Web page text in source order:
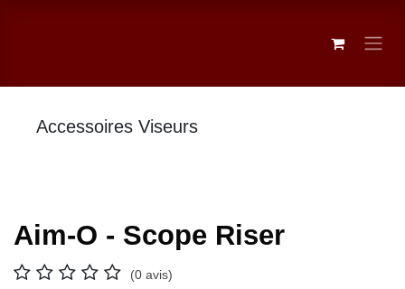
Accessoires Viseurs
Aim-O - Scope Riser
(0 avis)